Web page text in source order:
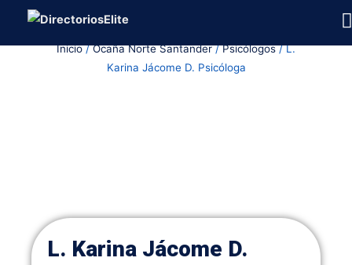
Inicio/Ocaña Norte Santander/Psicólogos/ L.
Karina Jácome D. Psicóloga
L. Karina Jácome D.